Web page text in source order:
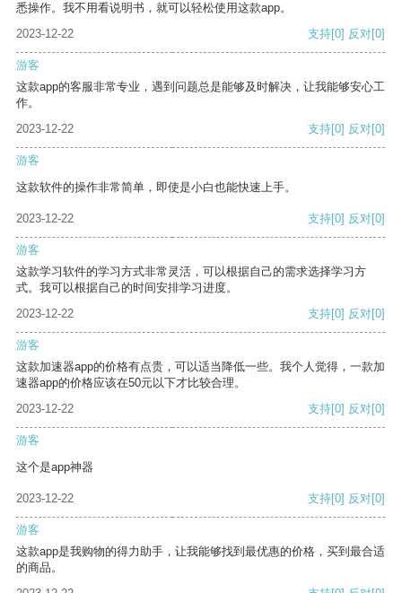
悉操作。我不用看说明书，就可以轻松使用这款app。
2023-12-22
支持[0] 反对[0]
游客
这款app的客服非常专业，遇到问题总是能够及时解决，让我能够安心工
作。
2023-12-22
支持[0] 反对[0]
游客
这款软件的操作非常简单，即使是小白也能快速上手。
2023-12-22 支持[0] 反对[0]
游客
这款学习软件的学习方式非常灵活，可以根据自己的需求选择学习方
式。我可以根据自己的时间安排学习进度。
2023-12-22
支持[0] 反对[0]
游客
这款加速器app的价格有点贵，可以适当降低一些。我个人觉得，一款加
速器app的价格应该在50元以下才比较合理。
2023-12-22
支持[0] 反对[0]
游客
这个是app神器
2023-12-22 支持[0] 反对[0]
游客
这款app是我购物的得力助手，让我能够找到最优惠的价格，买到最合适
的商品。